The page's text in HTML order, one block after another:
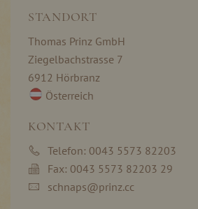
STANDORT
Thomas Prinz GmbH
Ziegelbachstrasse 7
6912 Hörbranz
Österreich
KONTAKT
Telefon: 0043 5573 82203
Fax: 0043 5573 82203 29
schnaps@prinz.cc